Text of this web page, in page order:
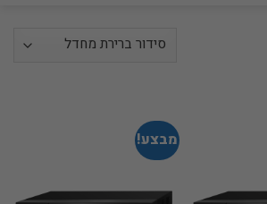
מבצע!